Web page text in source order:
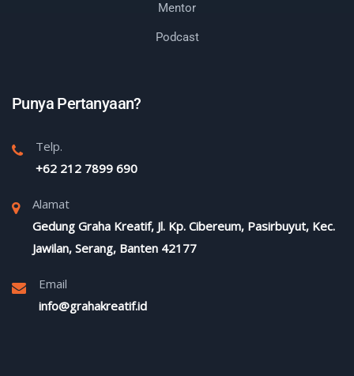
Mentor
Podcast
Punya Pertanyaan?
Telp.
+62 212 7899 690
Alamat
Gedung Graha Kreatif, Jl. Kp. Cibereum, Pasirbuyut, Kec.
Jawilan, Serang, Banten 42177
Email
info@grahakreatif.id